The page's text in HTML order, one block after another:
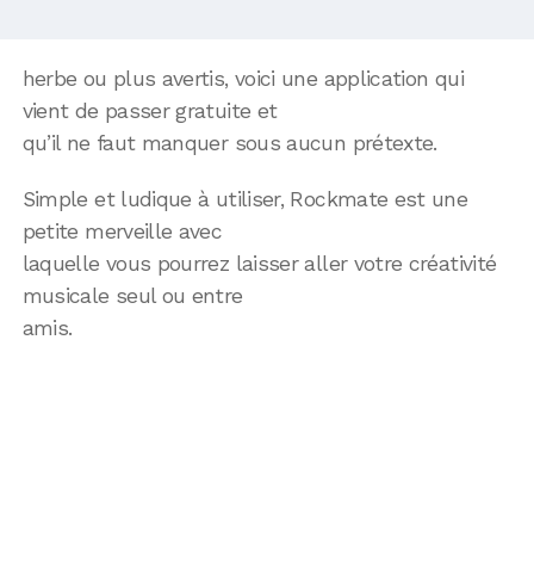
herbe ou plus avertis, voici une application qui
vient de passer gratuite et
qu’il ne faut manquer sous aucun prétexte.
Simple et ludique à utiliser, Rockmate est une
petite merveille avec
laquelle vous pourrez laisser aller votre créativité
musicale seul ou entre
amis.